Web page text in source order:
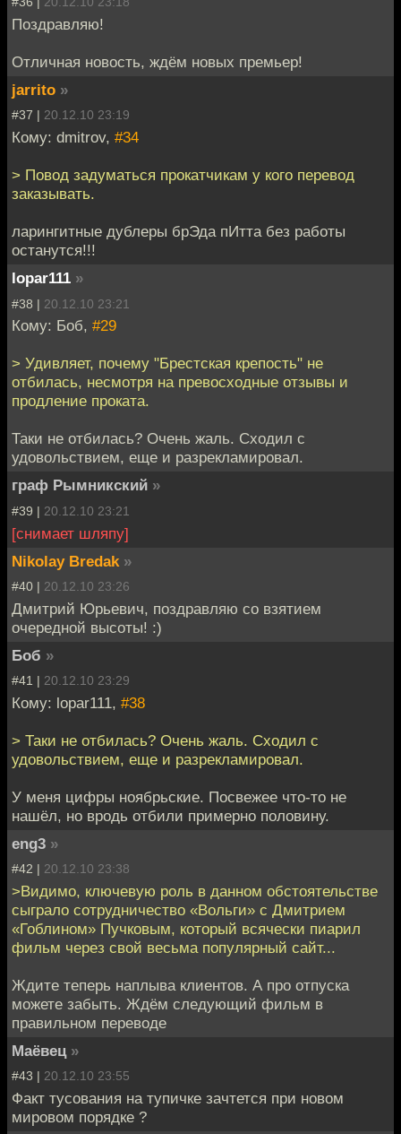
Поздравляю!
Отличная новость, ждём новых премьер!
jarrito »
#37 | 20.12.10 23:19
Кому: dmitrov, #34
> Повод задуматься прокатчикам у кого перевод
заказывать.
ларингитные дублеры брЭда пИтта без работы
останутся!!!
lopar111 »
#38 | 20.12.10 23:21
Кому: Боб, #29
> Удивляет, почему "Брестская крепость" не
отбилась, несмотря на превосходные отзывы и
продление проката.
Таки не отбилась? Очень жаль. Сходил с
удовольствием, еще и разрекламировал.
граф Рымникский »
#39 | 20.12.10 23:21
[снимает шляпу]
Nikolay Bredak »
#40 | 20.12.10 23:26
Дмитрий Юрьевич, поздравляю со взятием
очередной высоты! :)
Боб »
#41 | 20.12.10 23:29
Кому: lopar111, #38
> Таки не отбилась? Очень жаль. Сходил с
удовольствием, еще и разрекламировал.
У меня цифры ноябрьские. Посвежее что-то не
нашёл, но вродь отбили примерно половину.
eng3 »
#42 | 20.12.10 23:38
>Видимо, ключевую роль в данном обстоятельстве
сыграло сотрудничество «Вольги» с Дмитрием
«Гоблином» Пучковым, который всячески пиарил
фильм через свой весьма популярный сайт...
Ждите теперь наплыва клиентов. А про отпуска
можете забыть. Ждём следующий фильм в
правильном переводе
Маёвец »
#43 | 20.12.10 23:55
Факт тусования на тупичке зачтется при новом
мировом порядке ?